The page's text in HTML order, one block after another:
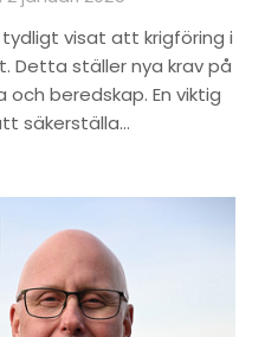
tydligt visat att krigföring i
Detta ställer nya krav på
beredskap. En viktig
säkerställa…